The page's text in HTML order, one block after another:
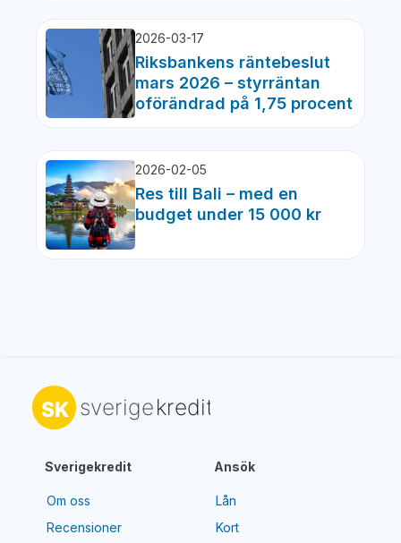
2026-03-17
Riksbankens räntebeslut
mars 2026 – styrräntan
oförändrad på 1,75 procent
2026-02-05
Res till Bali – med en
budget under 15 000 kr
Sverigekredit
Om oss
Recensioner
Ansök
Lån
Kort